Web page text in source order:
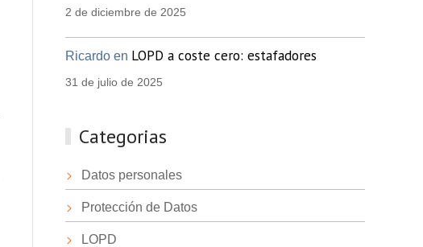
2 de diciembre de 2025
Ricardo en LOPD a coste cero: estafadores
31 de julio de 2025
Categorias
Datos personales
Protección de Datos
LOPD